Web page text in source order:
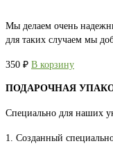
Мы делаем очень
для таких случаем мы
350 ₽ В корзину
ПОДАРОЧНАЯ
Специально для наших
1. Созданный